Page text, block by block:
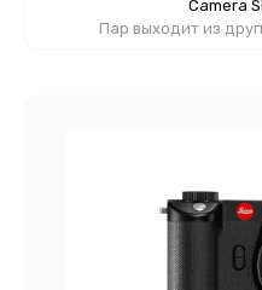
Camera
Пар выходит из